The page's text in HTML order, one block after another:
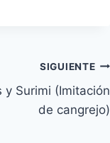
SIGUIENTE
y Surimi (Imitación
de cangrejo)